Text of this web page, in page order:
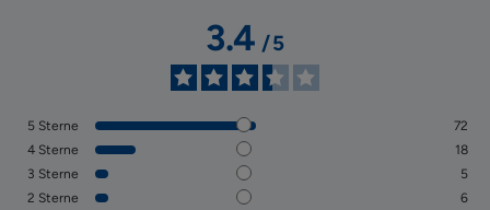
3.4/5
5 Sterne
72
4 Sterne
18
3 Sterne
5
2 Sterne
6